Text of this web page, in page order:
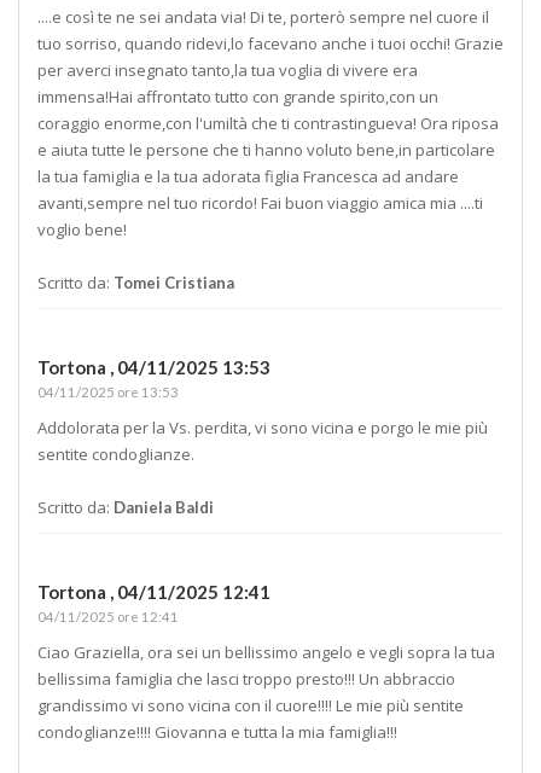
....e così te ne sei andata via! Di te, porterò sempre nel cuore il
tuo sorriso, quando ridevi,lo facevano anche i tuoi occhi! Grazie
per averci insegnato tanto,la tua voglia di vivere era
immensa!Hai affrontato tutto con grande spirito,con un
coraggio enorme,con l'umiltà che ti contrastingueva! Ora riposa
e aiuta tutte le persone che ti hanno voluto bene,in particolare
la tua famiglia e la tua adorata figlia Francesca ad andare
avanti,sempre nel tuo ricordo! Fai buon viaggio amica mia ....ti
voglio bene!
Scritto da: Tomei Cristiana
Tortona , 04/11/2025 13:53
04/11/2025 ore 13:53
Addolorata per la Vs. perdita, vi sono vicina e porgo le mie più
sentite condoglianze.
Scritto da: Daniela Baldi
Tortona , 04/11/2025 12:41
04/11/2025 ore 12:41
Ciao Graziella, ora sei un bellissimo angelo e vegli sopra la tua
bellissima famiglia che lasci troppo presto!!! Un abbraccio
grandissimo vi sono vicina con il cuore!!!! Le mie più sentite
condoglianze!!!! Giovanna e tutta la mia famiglia!!!